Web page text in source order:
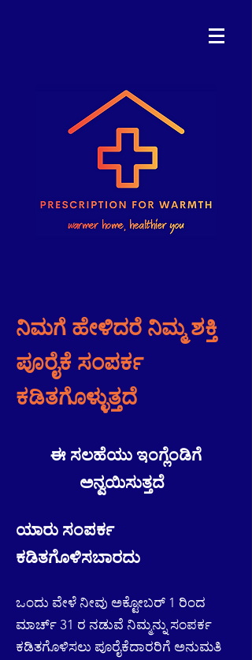
ನಿಮಗೆ ಹೇಳಿದರೆ ನಿಮ್ಮ ಶಕ್ತಿ
ಪೂರೈಕೆ ಸಂಪರ್ಕ
ಕಡಿತಗೊಳ್ಳುತ್ತದೆ
ಈ ಸಲಹೆಯು ಇಂಗ್ಲೆಂಡಿಗೆ
ಅನ್ವಯಿಸುತ್ತದೆ
ಯಾರು ಸಂಪರ್ಕ
ಕಡಿತಗೊಳಿಸಬಾರದು
ಒಂದು ವೇಳೆ ನೀವು ಅಕ್ಟೋಬರ್ 1 ರಿಂದ
ಮಾರ್ಚ್ 31 ರ ನಡುವೆ ನಿಮ್ಮನ್ನು ಸಂಪರ್ಕ
ಕಡಿತಗೊಳಿಸಲು ಪೂರೈಕೆದಾರರಿಗೆ ಅನುಮತಿ